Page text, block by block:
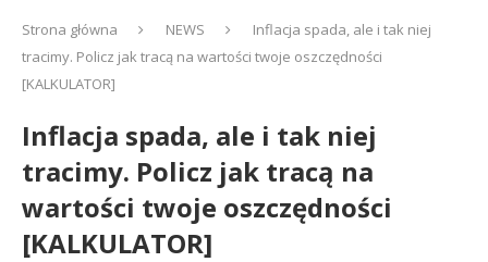
Strona główna NEWS
Inflacja spada, ale i tak niej
tracimy. Policz jak tracą na wartości twoje oszczędności
[KALKULATOR]
Inflacja spada, ale i tak niej
tracimy. Policz jak tracą na
wartości twoje oszczędności
[KALKULATOR]